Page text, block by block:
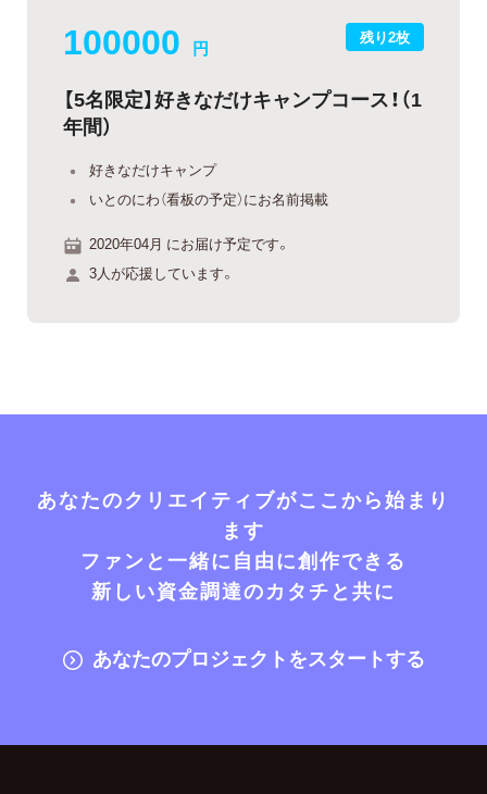
残り2枚
100000 円
【5名限定】好きなだけキャンプコース！（1
年間）
好きなだけキャンプ
いとのにわ（看板の予定）にお名前掲載
2020年04月 にお届け予定です。
3人が応援しています。
あなたのクリエイティブがここから始まり
ます
ファンと一緒に自由に創作できる
新しい資金調達のカタチと共に
あなたのプロジェクトをスタートする